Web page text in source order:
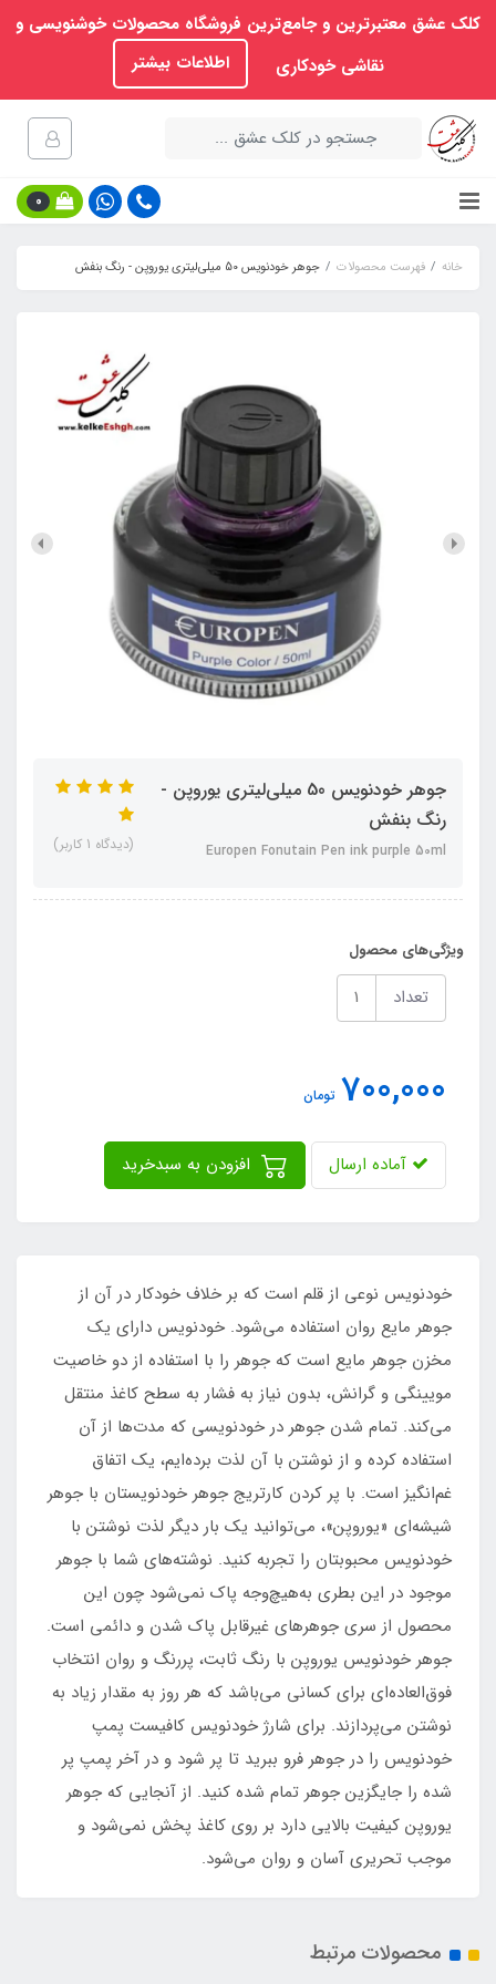
کلک عشق معتبرترین و جامع‌ترین فروشگاه محصولات خوشنویسی و
نقاشی خودکاری
اطلاعات بیشتر
0
خانه فهرست محصولات جوهر خودنویس 50 میلی‌لیتری یوروپن - رنگ بنفش
جوهر خودنویس 50 میلی‌لیتری یوروپن -
رنگ بنفش
Europen Fonutain Pen ink purple 50ml (دیدگاه 1 کاربر)
ویژگی‌های محصول
تعداد
700,000 تومان
آماده ارسال
خودنویس نوعی از قلم است که بر خلاف خودکار در آن از
جوهر مایع روان استفاده می‌شود. خودنویس دارای یک
مخزن جوهر مایع است که جوهر را با استفاده از دو خاصیت
مویینگی و گرانش، بدون نیاز به فشار به سطح کاغذ منتقل
می‌کند. تمام شدن جوهر در خودنویسی که مدت‌ها از آن
استفاده کرده و از نوشتن با آن لذت برده‌ایم، یک اتفاق
غم‌انگیز است. با پر کردن کارتریج جوهر خودنویستان با جوهر
شیشه‌‎ای «یوروپن»، می‌توانید یک بار دیگر لذت نوشتن با
خودنویس محبوبتان را تجربه کنید. نوشته‌های شما با جوهر
موجود در این بطری به‌هیچ‌وجه پاک نمی‌شود چون این
محصول از سری جوهرهای غیرقابل پاک شدن و دائمی است.
جوهر خودنویس یوروپن با رنگ ثابت، پررنگ و روان انتخاب
فوق‌العاده‌ای برای کسانی می‌باشد که هر روز به مقدار زیاد به
نوشتن می‌پردازند. برای شارژ خودنویس کافیست پمپ
خودنویس را در جوهر فرو ببرید تا پر شود و در آخر پمپ پر
شده را جایگزین جوهر تمام شده کنید. از آنجایی که جوهر
یوروپن کیفیت بالایی دارد بر روی کاغذ پخش نمی‌شود و
موجب تحریری آسان و روان می‌شود.
محصولات مرتبط